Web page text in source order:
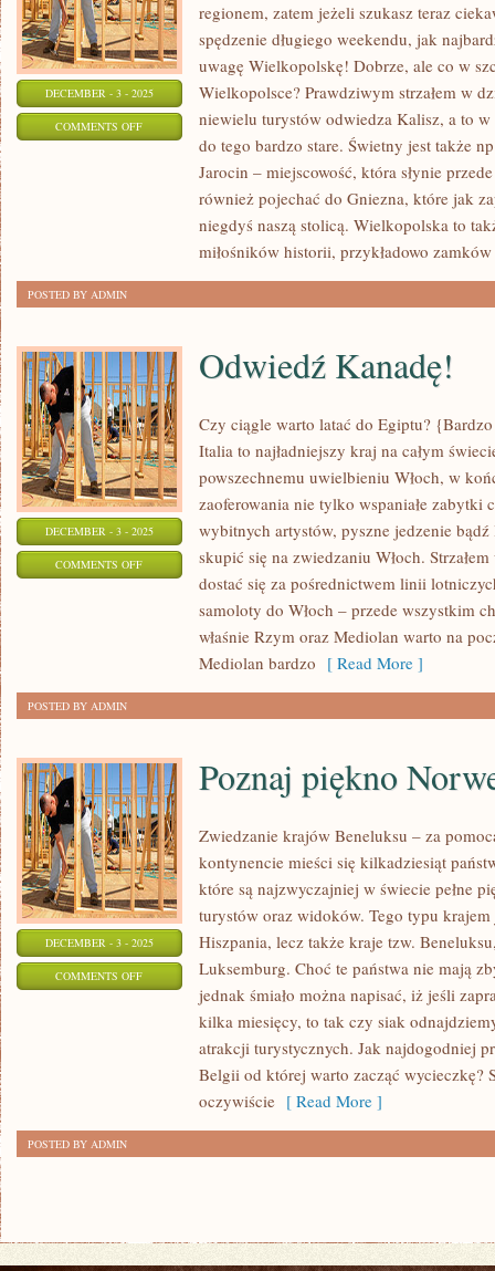
DECEMBER - 3 - 2025
COMMENTS OFFON
ODKRYWANIE
SŁONECZNEJ
PORTUGALII
regionem, zatem jeżeli szukasz teraz
spędzenie długiego weekendu, jak
uwagę Wielkopolskę! Dobrze, ale co w
Wielkopolsce? Prawdziwym strzałem w
niewielu turystów odwiedza Kalisz, a to w
do tego bardzo stare. Świetny jest także
Jarocin – miejscowość, która słynie
również pojechać do Gniezna, które jak
niegdyś naszą stolicą. Wielkopolska to
miłośników historii, przykładowo zamków
POSTED BY ADMIN
DECEMBER - 3 - 2025
COMMENTS OFFON
Odwiedź Kanadę!
Czy ciągle warto latać do Egiptu?
Italia to najładniejszy kraj na całym
powszechnemu uwielbieniu Włoch, w
zaoferowania nie tylko wspaniałe zabytki
wybitnych artystów, pyszne jedzenie
skupić się na zwiedzaniu Włoch.
dostać się za pośrednictwem linii
samoloty do Włoch – przede wszystkim
właśnie Rzym oraz Mediolan warto na
Mediolan bardzo [ Read More ]
POSTED BY ADMIN
DECEMBER - 3 - 2025
COMMENTS OFFON
Poznaj piękno
Zwiedzanie krajów Beneluksu – za
kontynencie mieści się kilkadziesiąt
które są najzwyczajniej w świecie pełne
turystów oraz widoków. Tego typu
Hiszpania, lecz także kraje tzw.
Luksemburg. Choć te państwa nie mają
jednak śmiało można napisać, iż jeśli
kilka miesięcy, to tak czy siak
atrakcji turystycznych. Jak najdogodniej
Belgii od której warto zacząć wycieczkę?
oczywiście [ Read More ]
POSTED BY ADMIN